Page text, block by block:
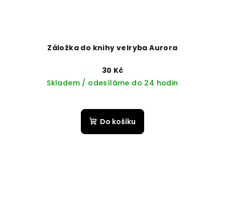
Záložka do knihy velryba Aurora
30 Kč
Skladem / odesíláme do 24 hodin
Do košíku